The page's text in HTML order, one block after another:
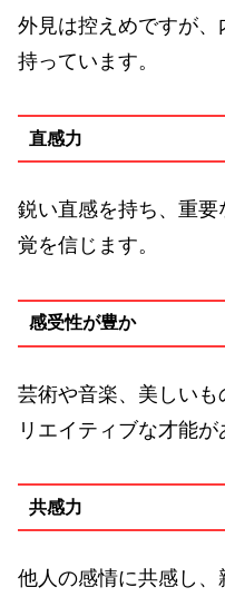
外見は控えめですが
持っています。
直感力
鋭い直感を持ち、重
覚を信じます。
感受性が豊か
芸術や音楽、美しい
リエイティブな才能が
共感力
他人の感情に共感し、